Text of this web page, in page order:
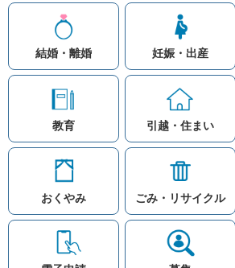
知りたい情報を検索
結婚・離婚 妊娠・出産
教育 引越・住まい
おくやみ ごみ・リサイクル
お問い合わせ
このホームページ
著作